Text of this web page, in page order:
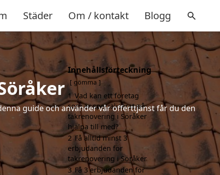
Städer Om / kontakt Blogg
guide och använder vår offerttjänst får du den
Innehållsförteckning
gömma
1 Vad kan ett företag
som är specialiserat på
takrenovering i Söråker
hjälpa till med?
2 Få alltid minst 3
erbjudanden för
takrenovering i Söråker
3 Få 3 erbjudanden för